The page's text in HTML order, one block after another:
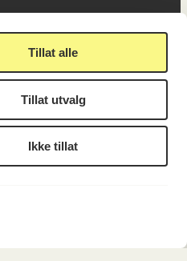
Tillat alle
Tillat utvalg
Ikke tillat
postjournal
Digitalt Museum